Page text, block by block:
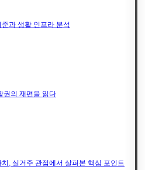
과 생활 인프라 분석
권의 재편을 읽다
, 실거주 관점에서 살펴본 핵심 포인트